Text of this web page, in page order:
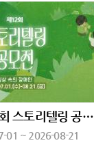
2026년 제12회 스토리텔링 공모전 <일상 속의 장애인>
01 ~ 2026-08-21